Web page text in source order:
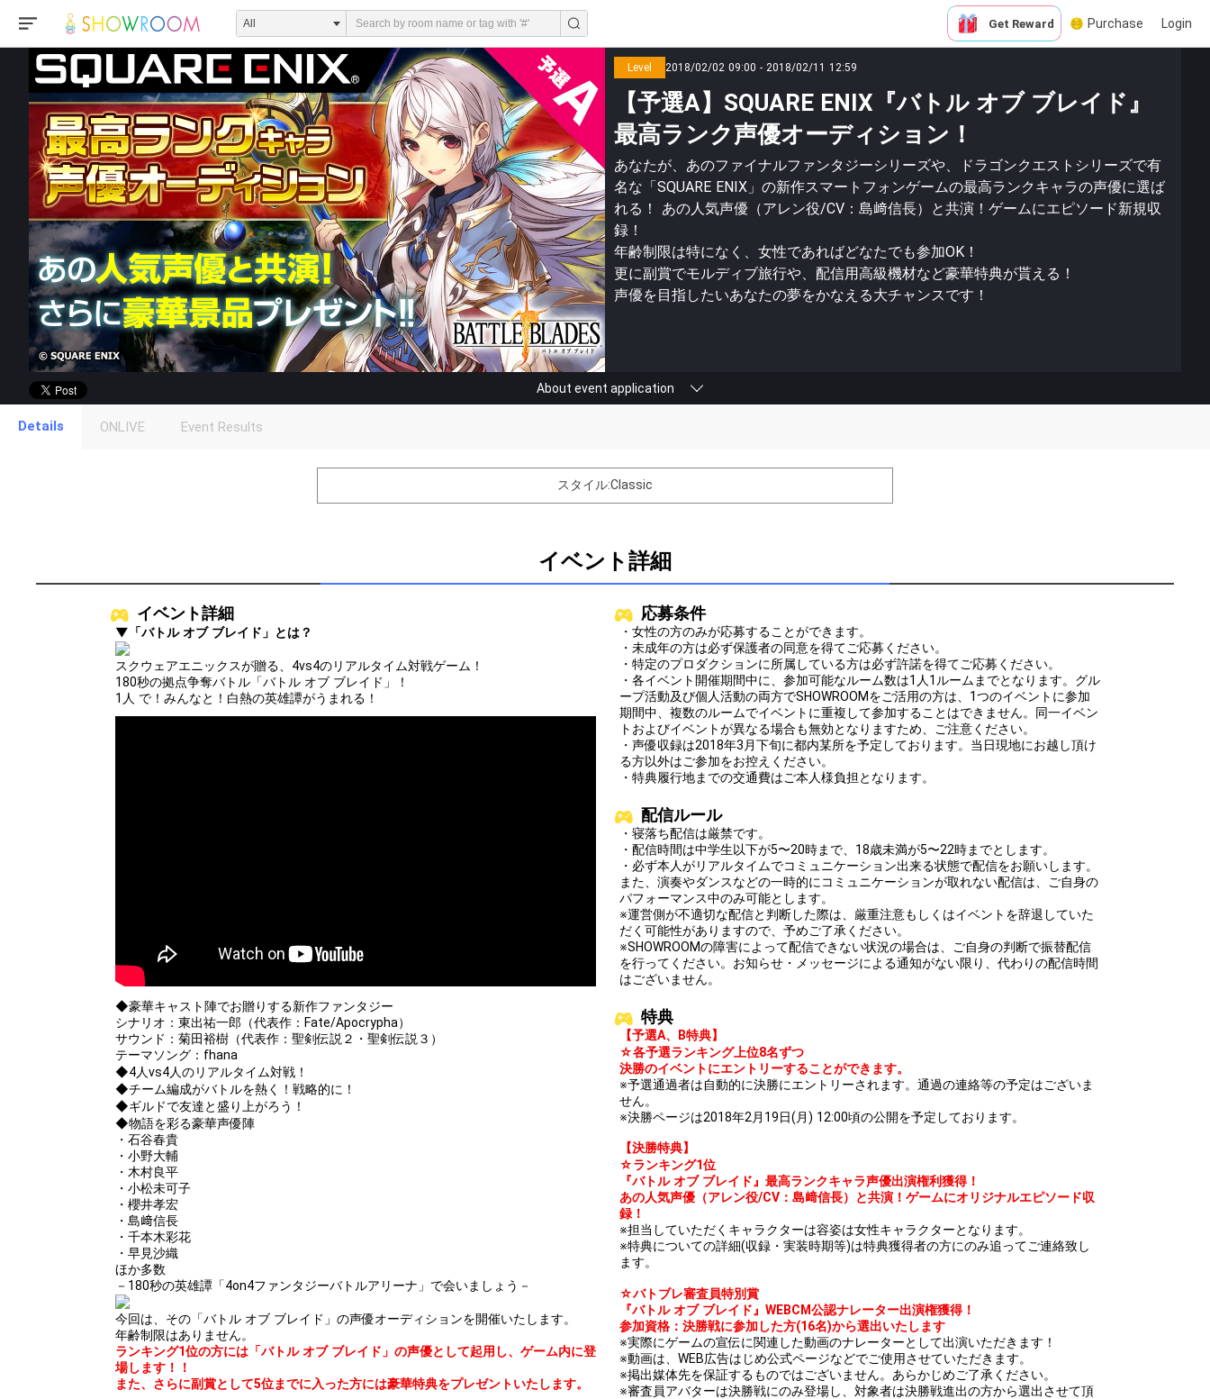
Get Reward Purchase Login
Level 2018/02/02 09:00 - 2018/02/11 12:59
【予選A】SQUARE ENIX『バトル オブ ブレイド』
最高ランク声優オーディション！
あなたが、あのファイナルファンタジーシリーズや、ドラゴンクエストシリーズで有
名な「SQUARE ENIX」の新作スマートフォンゲームの最高ランクキャラの声優に選ば
れる！ あの人気声優（アレン役/CV：島﨑信長）と共演！ゲームにエピソード新規収
録！
年齢制限は特になく、女性であればどなたでも参加OK！
更に副賞でモルディブ旅行や、配信用高級機材など豪華特典が貰える！
声優を目指したいあなたの夢をかなえる大チャンスです！
About event application
Level Points
Event Begins!
500000
700000 初めてギルドバトルに参加してみよう
Comments
You can post comments. Please refrain from posting comments that may offend performers or
Close
Details ONLIVE Event Results
スタイル:Classic
イベント詳細
イベント詳細
▼「バトル オブ ブレイド」とは？
スクウェアエニックスが贈る、4vs4のリアルタイム対戦ゲーム！
180秒の拠点争奪バトル「バトル オブ ブレイド」！
1人 で！みんなと！白熱の英雄譚がうまれる！
◆豪華キャスト陣でお贈りする新作ファンタジー
シナリオ：東出祐一郎（代表作：Fate/Apocrypha）
サウンド：菊田裕樹（代表作：聖剣伝説２・聖剣伝説３）
テーマソング：fhana
◆4人vs4人のリアルタイム対戦！
◆チーム編成がバトルを熱く！戦略的に！
◆ギルドで友達と盛り上がろう！
◆物語を彩る豪華声優陣
・石谷春貴
・小野大輔
・木村良平
・小松未可子
・櫻井孝宏
・島﨑信長
・千本木彩花
・早見沙織
ほか多数
－180秒の英雄譚「4on4ファンタジーバトルアリーナ」で会いましょう－
今回は、その「バトル オブ ブレイド」の声優オーディションを開催いたします。
年齢制限はありません。
ランキング1位の方には「バトル オブ ブレイド」の声優として起用し、ゲーム内に登
場します！！
また、さらに副賞として5位までに入った方には豪華特典をプレゼントいたします。
応募条件
・女性の方のみが応募することができます。
・未成年の方は必ず保護者の同意を得てご応募ください。
・特定のプロダクションに所属している方は必ず許諾を得てご応募ください。
・各イベント開催期間中に、参加可能なルーム数は1人1ルームまでとなります。グル
ープ活動及び個人活動の両方でSHOWROOMをご活用の方は、1つのイベントに参加
期間中、複数のルームでイベントに重複して参加することはできません。同一イベン
トおよびイベントが異なる場合も無効となりますため、ご注意ください。
・声優収録は2018年3月下旬に都内某所を予定しております。当日現地にお越し頂け
る方以外はご参加をお控えください。
・特典履行地までの交通費はご本人様負担となります。
配信ルール
・寝落ち配信は厳禁です。
・配信時間は中学生以下が5〜20時まで、18歳未満が5〜22時までとします。
・必ず本人がリアルタイムでコミュニケーション出来る状態で配信をお願いします。
また、演奏やダンスなどの一時的にコミュニケーションが取れない配信は、ご自身の
パフォーマンス中のみ可能とします。
※運営側が不適切な配信と判断した際は、厳重注意もしくはイベントを辞退していた
だく可能性がありますので、予めご了承ください。
※SHOWROOMの障害によって配信できない状況の場合は、ご自身の判断で振替配信
を行ってください。お知らせ・メッセージによる通知がない限り、代わりの配信時間
はございません。
特典
【予選A、B特典】
☆各予選ランキング上位8名ずつ
決勝のイベントにエントリーすることができます。
※予選通過者は自動的に決勝にエントリーされます。通過の連絡等の予定はございま
せん。
※決勝ページは2018年2月19日(月) 12:00頃の公開を予定しております。
【決勝特典】
☆ランキング1位
『バトル オブ ブレイド』最高ランクキャラ声優出演権利獲得！
あの人気声優（アレン役/CV：島﨑信長）と共演！ゲームにオリジナルエピソード収
録！
※担当していただくキャラクターは容姿は女性キャラクターとなります。
※特典についての詳細(収録・実装時期等)は特典獲得者の方にのみ追ってご連絡致し
ます。
☆バトブレ審査員特別賞
『バトル オブ ブレイド』WEBCM公認ナレーター出演権獲得！
参加資格：決勝戦に参加した方(16名)から選出いたします
※実際にゲームの宣伝に関連した動画のナレーターとして出演いただきます！
※動画は、WEB広告はじめ公式ページなどでご使用させていただきます。
※掲出媒体先を保証するものではございません。あらかじめご了承ください。
※審査員アバターは決勝戦にのみ登場し、対象者は決勝戦進出の方から選出させて頂